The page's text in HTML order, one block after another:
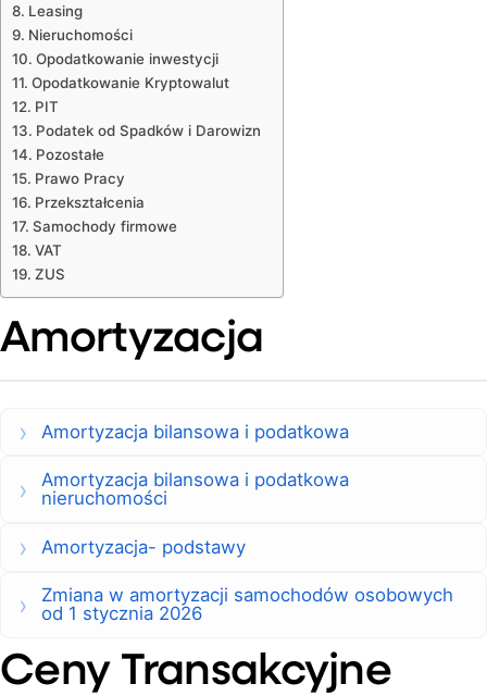
Leasing
Nieruchomości
Opodatkowanie inwestycji
Opodatkowanie Kryptowalut
PIT
Podatek od Spadków i Darowizn
Pozostałe
Prawo Pracy
Przekształcenia
Samochody firmowe
VAT
ZUS
Amortyzacja
Amortyzacja bilansowa i podatkowa
Amortyzacja bilansowa i podatkowa
nieruchomości
Amortyzacja- podstawy
Zmiana w amortyzacji samochodów osobowych
od 1 stycznia 2026
Ceny Transakcyjne